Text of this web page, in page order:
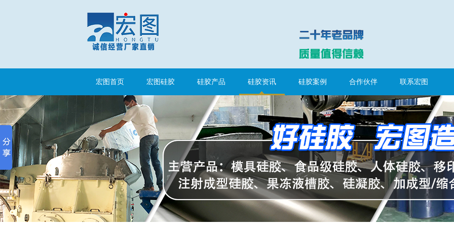
宏图首页 宏图硅胶 硅胶产品 硅胶资讯 硅胶案例 合作伙伴 联系宏图
高效过滤器液槽胶